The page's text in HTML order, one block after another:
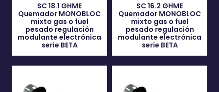
SC 18.1 GHME
Quemador MONOBLOC
mixto gas o fuel
pesado regulación
modulante electrónica
serie BETA
SC 16.2 GHME
Quemador MONOBLOC
mixto gas o fuel
pesado regulación
modulante electrónica
serie BETA